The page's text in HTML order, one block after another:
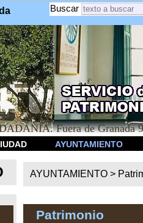
Buscar
Fuera de Granada
AYUNTAMIENTO
AYUNTAMIENTO >
Patrimonio